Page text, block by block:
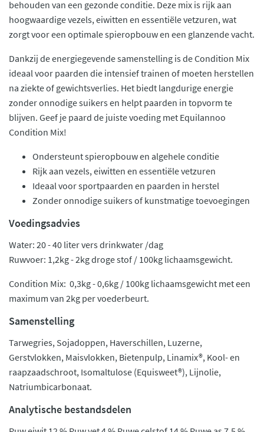
behouden van een gezonde conditie. Deze mix is rijk aan
hoogwaardige vezels, eiwitten en essentiële vetzuren, wat
zorgt voor een optimale spieropbouw en een glanzende vacht.
Dankzij de energiegevende samenstelling is de Condition Mix
ideaal voor paarden die intensief trainen of moeten herstellen
na ziekte of gewichtsverlies. Het biedt langdurige energie
zonder onnodige suikers en helpt paarden in topvorm te
blijven. Geef je paard de juiste voeding met Equilannoo
Condition Mix!
Ondersteunt spieropbouw en algehele conditie
Rijk aan vezels, eiwitten en essentiële vetzuren
Ideaal voor sportpaarden en paarden in herstel
Zonder onnodige suikers of kunstmatige toevoegingen
Voedingsadvies
Water: 20 - 40 liter vers drinkwater /dag
Ruwvoer: 1,2kg - 2kg droge stof / 100kg lichaamsgewicht.
Condition Mix: 0,3kg - 0,6kg / 100kg lichaamsgewicht met een
maximum van 2kg per voederbeurt.
Samenstelling
Tarwegries, Sojadoppen, Haverschillen, Luzerne,
Gerstvlokken, Maisvlokken, Bietenpulp, Linamix®, Kool- en
raapzaadschroot, Isomaltulose (Equisweet®), Lijnolie,
Natriumbicarbonaat.
Analytische bestandsdelen